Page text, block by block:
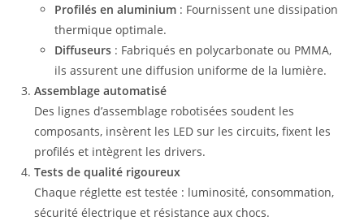
Profilés en aluminium : Fournissent une dissipation
thermique optimale.
Diffuseurs : Fabriqués en polycarbonate ou PMMA,
ils assurent une diffusion uniforme de la lumière.
Assemblage automatisé
Des lignes d’assemblage robotisées soudent les
composants, insèrent les LED sur les circuits, fixent les
profilés et intègrent les drivers.
Tests de qualité rigoureux
Chaque réglette est testée : luminosité, consommation,
sécurité électrique et résistance aux chocs.